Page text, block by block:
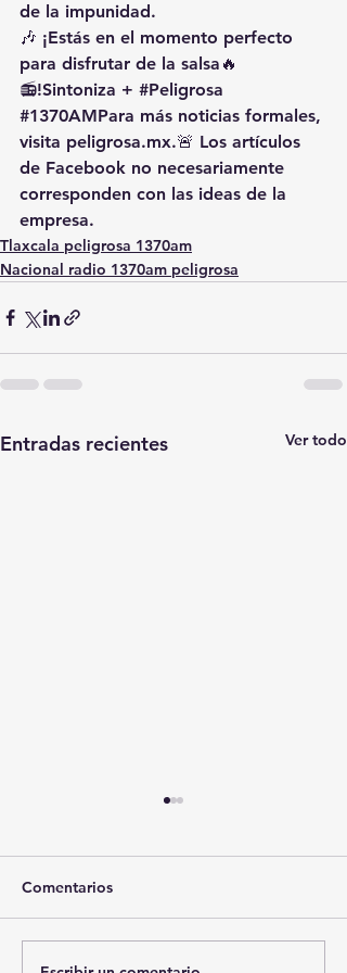
de la impunidad.
🎶 ¡Estás en el momento perfecto
para disfrutar de la salsa🔥
📻!Sintoniza + #Peligrosa
#1370AMPara más noticias formales,
visita peligrosa.mx.🚨 Los artículos
de Facebook no necesariamente
corresponden con las ideas de la
empresa.
Tlaxcala peligrosa 1370am
Nacional radio 1370am peligrosa
Entradas recientes Ver todo
Comentarios